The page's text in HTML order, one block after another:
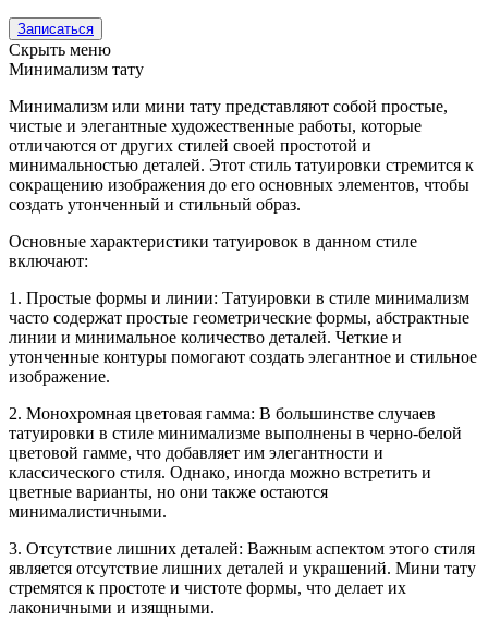
Записаться
Скрыть меню
Минимализм тату
Минимализм или мини тату представляют собой простые,
чистые и элегантные художественные работы, которые
отличаются от других стилей своей простотой и
минимальностью деталей. Этот стиль татуировки стремится к
сокращению изображения до его основных элементов, чтобы
создать утонченный и стильный образ.
Основные характеристики татуировок в данном стиле
включают:
1. Простые формы и линии: Татуировки в стиле минимализм
часто содержат простые геометрические формы, абстрактные
линии и минимальное количество деталей. Четкие и
утонченные контуры помогают создать элегантное и стильное
изображение.
2. Монохромная цветовая гамма: В большинстве случаев
татуировки в стиле минимализме выполнены в черно-белой
цветовой гамме, что добавляет им элегантности и
классического стиля. Однако, иногда можно встретить и
цветные варианты, но они также остаются
минималистичными.
3. Отсутствие лишних деталей: Важным аспектом этого стиля
является отсутствие лишних деталей и украшений. Мини тату
стремятся к простоте и чистоте формы, что делает их
лаконичными и изящными.